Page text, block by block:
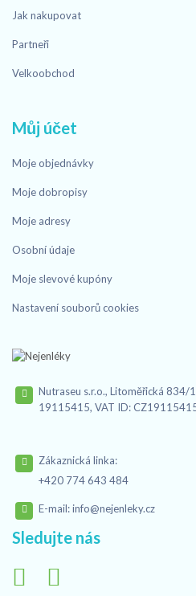
Jak nakupovat
Partneři
Velkoobchod
Můj účet
Moje objednávky
Moje dobropisy
Moje adresy
Osobní údaje
Moje slevové kupóny
Nastavení souborů cookies
Nutraseu s.r.o., Litoměřická
19115415, VAT ID:
Zákaznická linka:
+420 774 643 484
E-mail:info@nejenleky.cz
Sledujte nás